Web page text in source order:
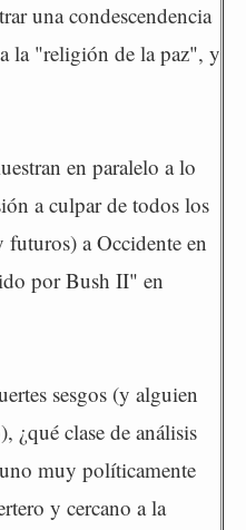
una condescendencia
la "religión de la paz", y
en paralelo a lo
a culpar de todos los
futuros) a Occidente en
por Bush II" en
sesgos (y alguien
¿qué clase de análisis
muy políticamente
y cercano a la